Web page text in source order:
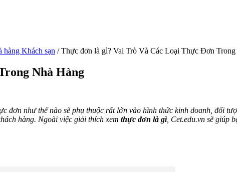
hàng Khách sạn / Thực đơn là gì? Vai Trò Và Các Loại Thực Đơn
Nhà Hàng
đơn như thế nào sẽ phụ thuộc rất lớn vào hình thức kinh doanh, đối
hàng. Ngoài việc giải thích xem thực đơn là gì , Cet.edu.vn sẽ giúp